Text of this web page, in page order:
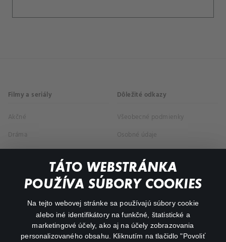
TÁTO WEBSTRÁNKA
POUŽÍVA SÚBORY COOKIES
Na tejto webovej stránke sa používajú súbory cookie
alebo iné identifikátory na funkčné, štatistické a
marketingové účely, ako aj na účely zobrazovania
personalizovaného obsahu. Kliknutím na tlačidlo "Povoliť
Filmy a seriály
Akčné
Dráma
Dôležité odkazy
Všeobecné podmienky
Osobné údaje
O aplikácii Canal+